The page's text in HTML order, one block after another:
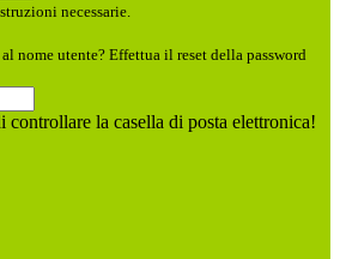
necessarie.
nome utente? Effettua il reset della password
controllare la casella di posta elettronica!